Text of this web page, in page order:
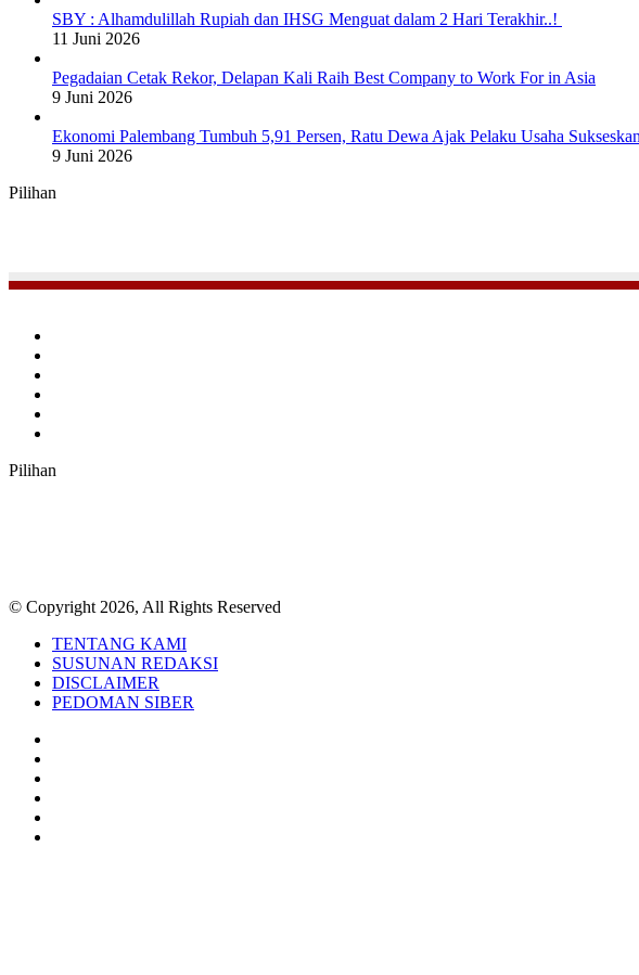
SBY : Alhamdulillah Rupiah dan IHSG Menguat dalam 2 Hari Terakhir..!
11 Juni 2026
Pegadaian Cetak Rekor, Delapan Kali Raih Best Company to Work For in Asia
9 Juni 2026
Ekonomi Palembang Tumbuh 5,91 Persen, Ratu Dewa Ajak Pelaku Usaha
9 Juni 2026
Pilihan
Pilihan
© Copyright 2026, All Rights Reserved
TENTANG KAMI
SUSUNAN REDAKSI
DISCLAIMER
PEDOMAN SIBER